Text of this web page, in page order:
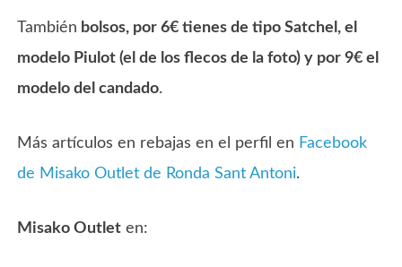
También bolsos, por 6€ tienes de tipo Satchel, el
modelo Piulot (el de los flecos de la foto) y por 9€ el
modelo del candado.
Más artículos en rebajas en el perfil en Facebook
de Misako Outlet de Ronda Sant Antoni.
Misako Outlet en: